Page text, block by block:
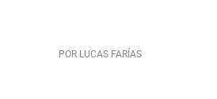
POR LUCAS FARÍAS